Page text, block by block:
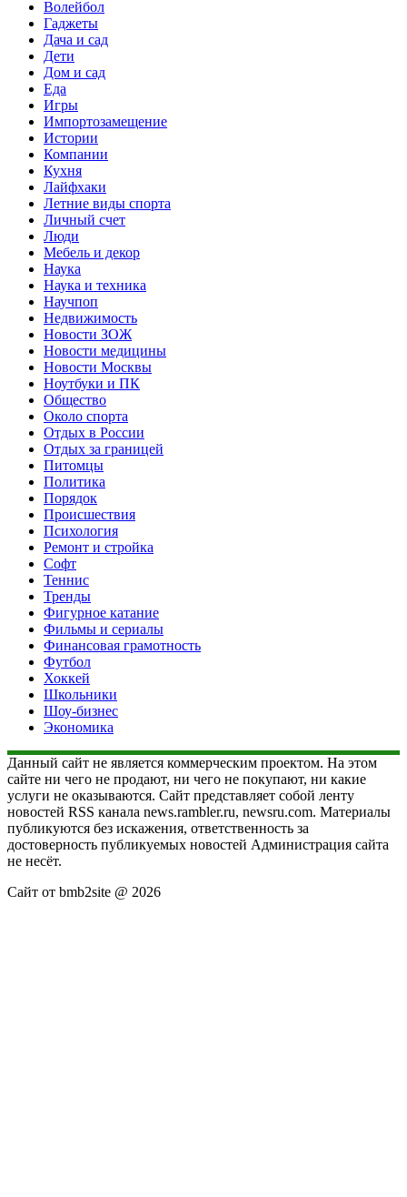
Волейбол
Гаджеты
Дача и сад
Дети
Дом и сад
Еда
Игры
Импортозамещение
Истории
Компании
Кухня
Лайфхаки
Летние виды спорта
Личный счет
Люди
Мебель и декор
Наука
Наука и техника
Научпоп
Недвижимость
Новости ЗОЖ
Новости медицины
Новости Москвы
Ноутбуки и ПК
Общество
Около спорта
Отдых в России
Отдых за границей
Питомцы
Политика
Порядок
Происшествия
Психология
Ремонт и стройка
Софт
Теннис
Тренды
Фигурное катание
Фильмы и сериалы
Финансовая грамотность
Футбол
Хоккей
Школьники
Шоу-бизнес
Экономика
Данный сайт не является коммерческим проектом. На этом
сайте ни чего не продают, ни чего не покупают, ни какие
услуги не оказываются. Сайт представляет собой ленту
новостей RSS канала news.rambler.ru, newsru.com. Материалы
публикуются без искажения, ответственность за
достоверность публикуемых новостей Администрация сайта
не несёт.
Сайт от bmb2site @ 2026